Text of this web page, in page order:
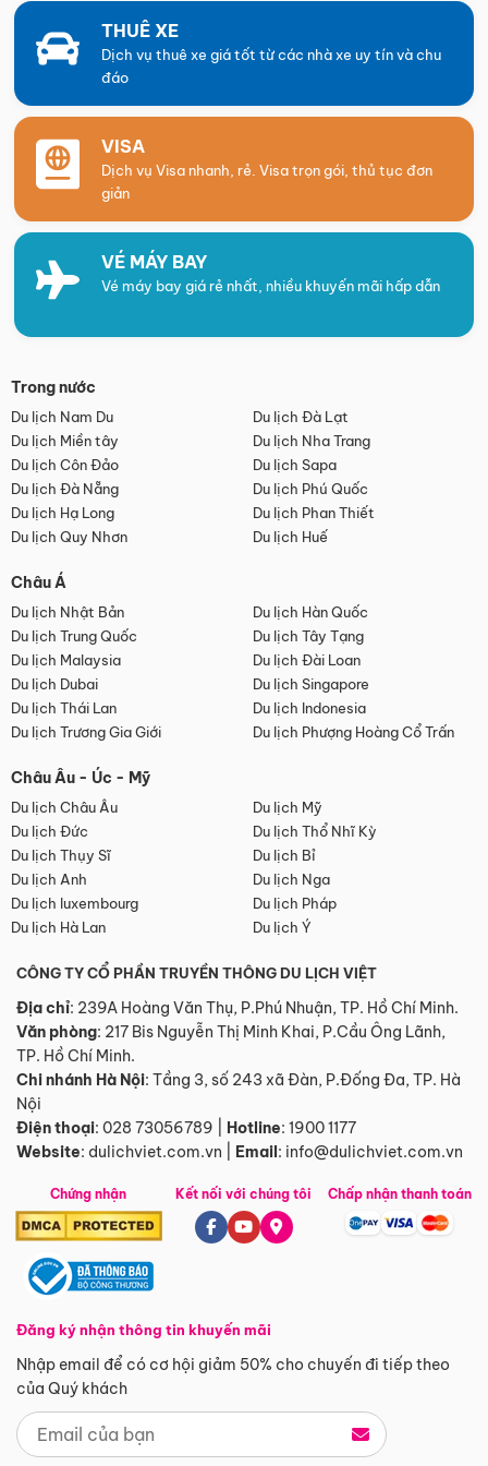
THUÊ XE
Dịch vụ thuê xe giá tốt từ các nhà xe uy tín và chu
đáo
VISA
Dịch vụ Visa nhanh, rẻ. Visa trọn gói, thủ tục đơn
giản
VÉ MÁY BAY
Vé máy bay giá rẻ nhất, nhiều khuyến mãi hấp dẫn
Trong nước
Du lịch Nam Du
Du lịch Đà Lạt
Du lịch Miền tây
Du lịch Nha Trang
Du lịch Côn Đảo
Du lịch Sapa
Du lịch Đà Nẵng
Du lịch Phú Quốc
Du lịch Hạ Long
Du lịch Phan Thiết
Du lịch Quy Nhơn
Du lịch Huế
Châu Á
Du lịch Nhật Bản
Du lịch Hàn Quốc
Du lịch Trung Quốc
Du lịch Tây Tạng
Du lịch Malaysia
Du lịch Đài Loan
Du lịch Dubai
Du lịch Singapore
Du lịch Thái Lan
Du lịch Indonesia
Du lịch Trương Gia Giới
Du lịch Phượng Hoàng Cổ Trấn
Châu Âu - Úc - Mỹ
Du lịch Châu Âu
Du lịch Mỹ
Du lịch Đức
Du lịch Thổ Nhĩ Kỳ
Du lịch Thụy Sĩ
Du lịch Bỉ
Du lịch Anh
Du lịch Nga
Du lịch luxembourg
Du lịch Pháp
Du lịch Hà Lan
Du lịch Ý
CÔNG TY CỔ PHẦN TRUYỀN THÔNG DU LỊCH VIỆT
Địa chỉ: 239A Hoàng Văn Thụ, P.Phú Nhuận, TP. Hồ Chí Minh.
Văn phòng: 217 Bis Nguyễn Thị Minh Khai, P.Cầu Ông Lãnh,
TP. Hồ Chí Minh.
Chi nhánh Hà Nội: Tầng 3, số 243 xã Đàn, P.Đống Đa, TP. Hà
Nội
Điện thoại: 028 73056789 Hotline: 1900 1177
Website: dulichviet.com.vn Email: info@dulichviet.com.vn
Chứng nhận
Đăng ký nhận thông tin khuyến mãi
Nhập email để có cơ hội giảm 50% cho chuyến đi tiếp theo
của Quý khách
Kết nối với chúng tôi Chấp nhận thanh toán